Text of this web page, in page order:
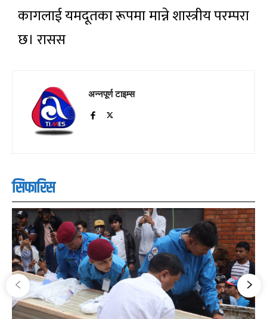
कागलाई यमदूतका रूपमा मान्ने शास्त्रीय परम्परा
छ। रासस
अन्नपूर्ण टाइम्स
सिफारिस